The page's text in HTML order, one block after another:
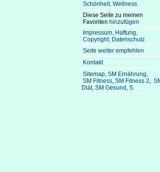
Schönheit, Wellness
Diese Seite zu meinen
Favoriten hinzufügen
Impressum, Haftung,
Copyright, Datenschutz
Seite weiter empfehlen
Kontakt
Sitemap, SM Ernährung,
SM Fitness, SM Fitness 2,
Diät, SM Gesund , S